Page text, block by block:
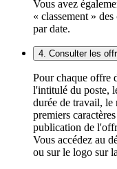
Vous avez
« classement »
par date.
4. Consulter les
Pour chaque offre
l'intitulé du poste,
durée de travail, le
premiers
publication de
Vous accédez au
ou sur le logo sur